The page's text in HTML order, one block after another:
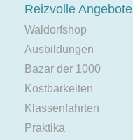
Reizvolle Angebote
Waldorfshop
Ausbildungen
Bazar der 1000
Kostbarkeiten
Klassenfahrten
Praktika